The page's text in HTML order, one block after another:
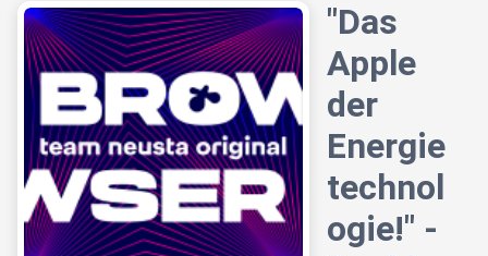
"Das
Apple
der
Energie
technol
ogie!" -